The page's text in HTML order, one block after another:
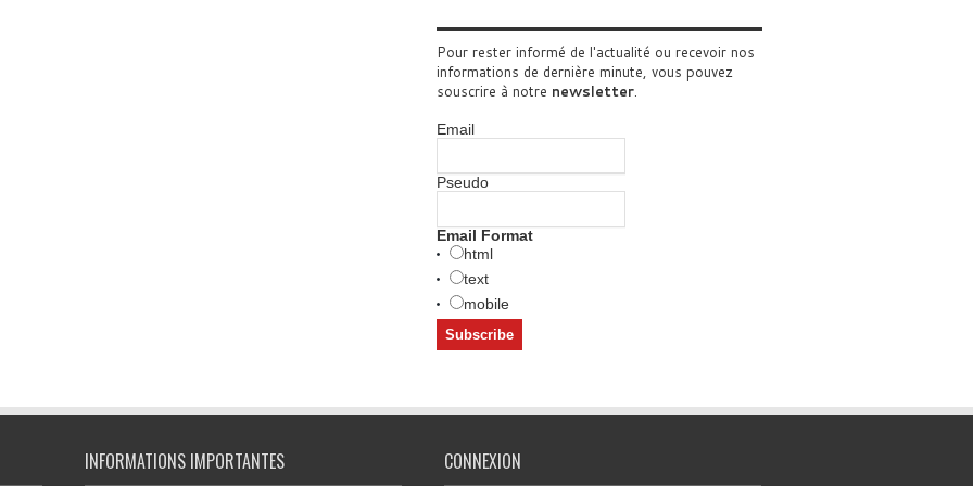
Pour rester informé de l'actualité ou recevoir nos
informations de dernière minute, vous pouvez
souscrire à notre newsletter.
Email
Pseudo
Email Format
html
text
mobile
INFORMATIONS IMPORTANTES CONNEXION